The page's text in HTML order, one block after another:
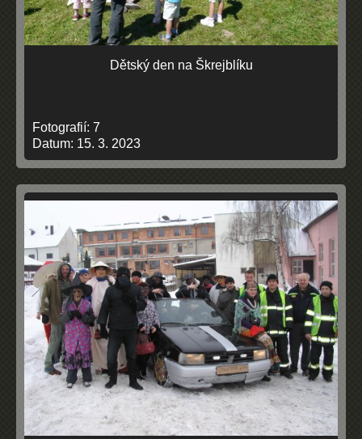
Dětský den na Škrejblíku
Fotografií: 7
Datum: 15. 3. 2023